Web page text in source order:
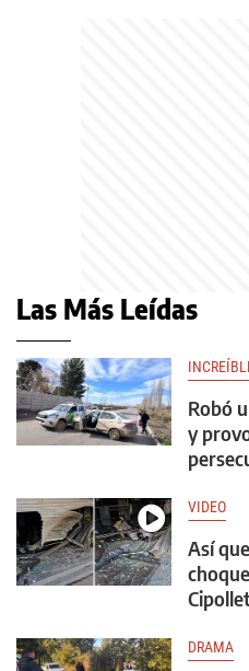
Las Más Leídas
Robó
y
VIDEO
Así
DRAMA